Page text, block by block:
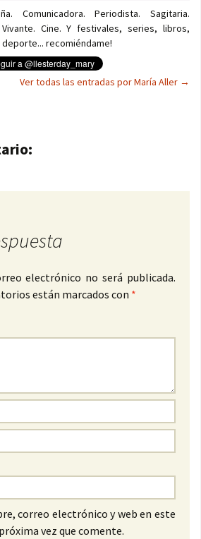
Comunicadora. Periodista. Sagitaria.
Cine. Y festivales, series, libros,
recomiéndame!
Ver todas las entradas por María Aller →
entradas
electrónico no será publicada.
están marcados con *
correo electrónico y web en este
vez que comente.